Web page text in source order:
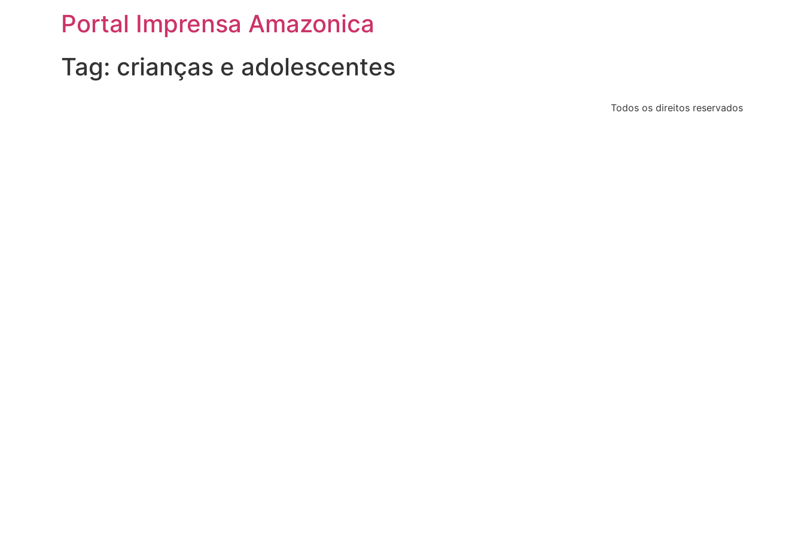
Portal Imprensa Amazonica
Tag: crianças e adolescentes
Todos os direitos reservados